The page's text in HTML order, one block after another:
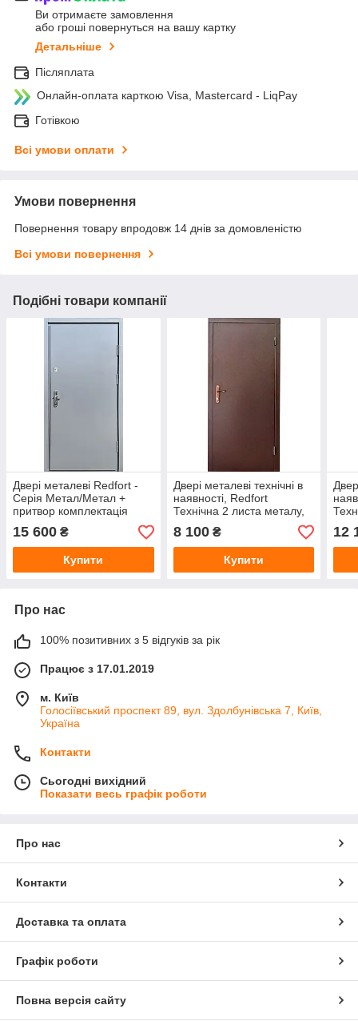
Ви отримаєте замовлення
або гроші повернуться на вашу картку
Детальніше
Післяплата
Онлайн-оплата карткою Visa, Mastercard - LiqPay
Готівкою
Всі умови оплати
Умови повернення
Повернення товару впродовж 14 днів за домовленістю
Всі умови повернення
Подібні товари компанії
Двері металеві Redfort -
Серія Метал/Метал +
притвор комплектація
Оптима плюс, RAL 7024
15 600 ₴
Купити
Двері металеві технічні в
наявності, Redfort
Технічна 2 листа металу,
Ral 8017
8 100₴
Купити
Ral
12
Про нас
100% позитивних з 5 відгуків за рік
Працює з 17.01.2019
м. Київ
Голосіївський проспект 89, вул. Здолбунівська 7, Київ,
Україна
Контакти
Сьогодні вихідний
Показати весь графік роботи
Про нас
Контакти
Доставка та оплата
Графік роботи
Повна версія сайту